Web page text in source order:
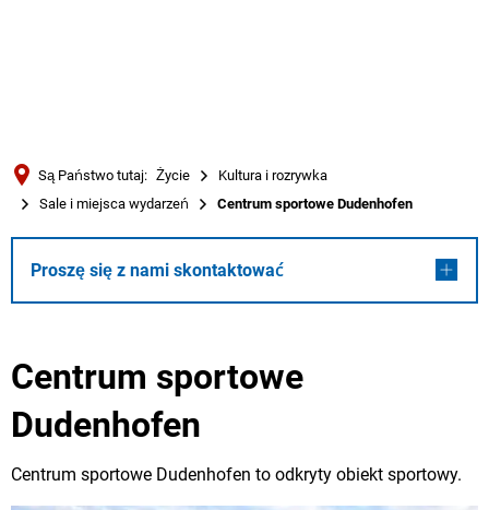
Русский
Deutsch
Są Państwo tutaj: Życie
Kultura i rozrywka
Sale i miejsca wydarzeń
Centrum sportowe Dudenhofen
Proszę się z nami skontaktować
Centrum sportowe
Dudenhofen
Centrum sportowe Dudenhofen to odkryty obiekt sportowy.